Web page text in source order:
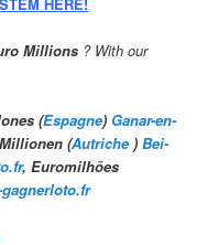
Millions ? With our
(Espagne) Ganar-en-
(Autriche)Bei-
, Euromilhões